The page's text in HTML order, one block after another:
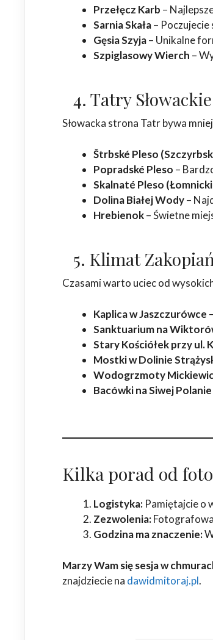
Przełęcz Karb –
Sarnia Skała–
Gęsia Szyja– Unikalne
Szpiglasowy Wierch –
4. Tatry
Słowacka strona Tatr bywa
Štrbské Pleso
Popradské Pleso –
Skalnaté Pleso
Dolina Białej Wody–
Hrebienok– Świetne
5. Klimat
Czasami warto uciec od
Kaplica w Jaszczurówce
Sanktuarium na
Stary Kościółek przy ul.
Mostki w Dolinie
Wodogrzmoty
Bacówki na Siwej Polanie
Kilka porad od
Logistyka: Pamiętajcie o
Zezwolenia:
Godzina ma znaczenie:
Marzy Wam się sesja w
znajdziecie na dawidmitoraj.pl.